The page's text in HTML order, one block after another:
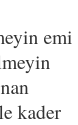
emi
kader